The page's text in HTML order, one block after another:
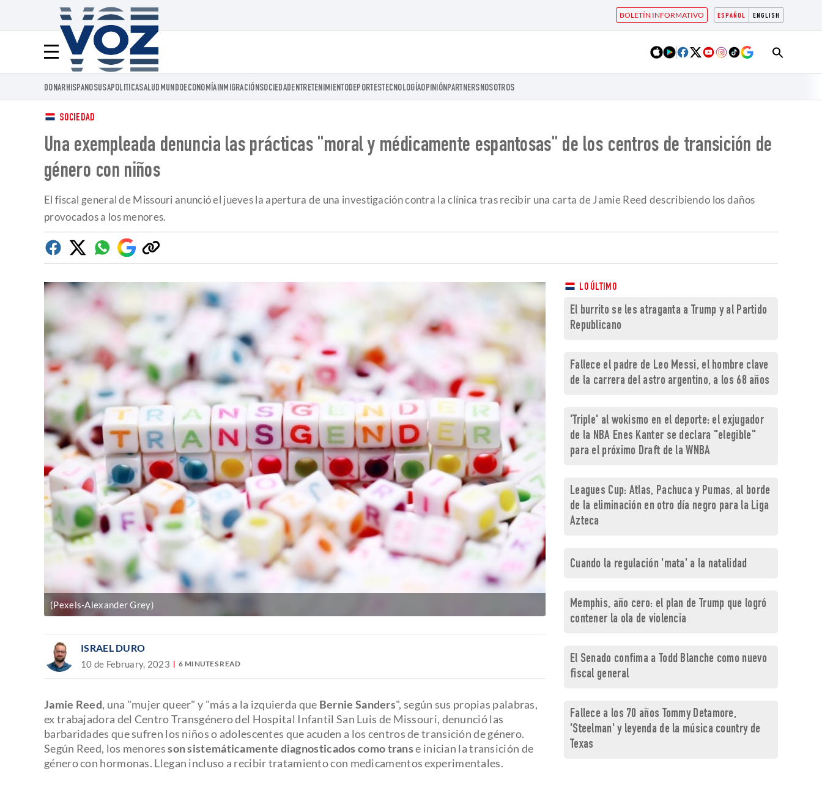
ESPAÑOL ENGLISH
BOLETÍN INFORMATIVO
Menú
Voz.us
DONARHISPANOSUSAPOLITICASALUD MUNDOECONOMÍAINMIGRACIÓNSOCIEDADENTRETENIMIENTODEPORTESTECNOLOGÍAOPINIÓNPARTNERSNOSOTROS
SOCIEDAD
Una exempleada denuncia las prácticas "moral y médicamente espantosas" de los centros de transición de
género con niños
El fiscal general de Missouri anunció el jueves la apertura de una investigación contra la clínica tras recibir una carta de Jamie Reed describiendo los daños
provocados a los menores.
Facebook
TwitterWhatsapp
Google
Discover
Copiar
enlace
(Pexels-Alexander Grey)
ISRAEL DURO
10 de February, 2023 6 MINUTES READ
Jamie Reed, una "mujer queer" y "más a la izquierda que Bernie Sanders", según sus propias palabras,
ex trabajadora del Centro Transgénero del Hospital Infantil San Luis de Missouri, denunció las
barbaridades que sufren los niños o adolescentes que acuden a los centros de transición de género.
Según Reed, los menoresson sistemáticamente diagnosticados como transe inician la transición de
género con hormonas. Llegan incluso a recibir tratamiento con medicamentos experimentales.
LO ÚLTIMO
El burrito se les atraganta a Trump y al Partido
Republicano
Fallece el padre de Leo Messi, el hombre clave
de la carrera del astro argentino, a los 68 años
'Triple' al wokismo en el deporte: el exjugador
de la NBA Enes Kanter se declara "elegible"
para el próximo Draft de la WNBA
Leagues Cup: Atlas, Pachuca y Pumas, al borde
de la eliminación en otro día negro para la Liga
Azteca
Cuando la regulación 'mata' a la natalidad
Memphis, año cero: el plan de Trump que logró
contener la ola de violencia
El Senado confima a Todd Blanche como nuevo
fiscal general
Fallece a los 70 años Tommy Detamore,
'Steelman' y leyenda de la música country de
Texas